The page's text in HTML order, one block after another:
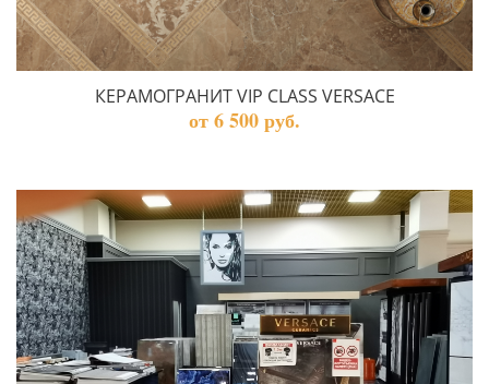
КЕРАМОГРАНИТ VIP CLASS VERSACE
от 6 500 руб.